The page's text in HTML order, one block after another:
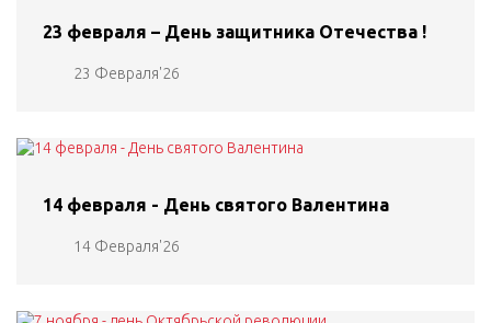
23 февраля – День защитника Отечества !
23 Февраля'26
14 февраля - День святого Валентина
14 Февраля'26